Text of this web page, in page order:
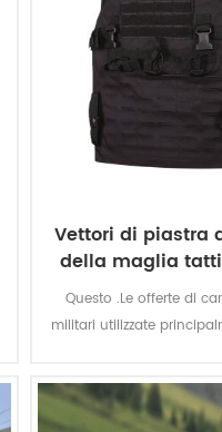
Vettori di piastra
della maglia
della
Questo .Le offerte di
militari utilizzate
dell'ordine,